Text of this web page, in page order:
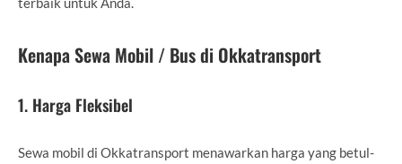
Kenapa Sewa Mobil / Bus di Okkatransport
1. Harga Fleksibel
Sewa mobil di Okkatransport menawarkan harga yang betul-